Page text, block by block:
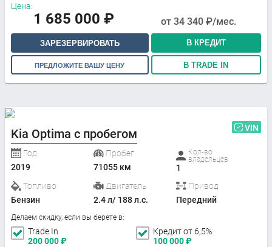
Цена:
1 685 000 ₽ от 34 340 ₽/мес.
ЗАРЕЗЕРВИРОВАТЬ В КРЕДИТ
ПРЕДЛОЖИТЕ ВАШУ ЦЕНУ В TRADE IN
Kia Optima с пробегом VIN
Год
2019
Пробег
71055 км
Кол-во
владельцев
1
Топливо
Бензин
Двигатель
2.4 л/ 188 л.с.
Привод
Передний
Делаем скидку, если вы берете в:
Trade In
200 000₽
Кредит от 6,5%
100 000₽